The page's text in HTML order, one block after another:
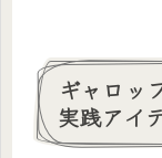
ギャロッ
実践アイ